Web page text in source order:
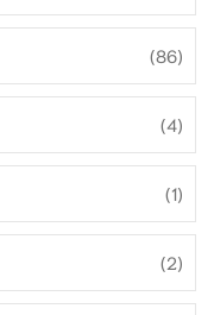
(86)
(4)
(1)
(2)